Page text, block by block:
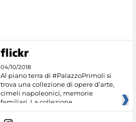
04/10/2018
Al piano terra di #PalazzoPrimoli si
trova una collezione di opere d’arte,
cimeli napoleonici, memorie
familiari. La collezione